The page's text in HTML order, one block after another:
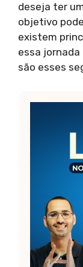
deseja ter
objetivo
existem
essa jornada
são esses